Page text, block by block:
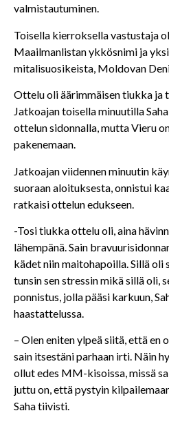
valmistautuminen.
Toisella kierroksella vastustaja
Maailmanlistan ykkösnimi ja
mitalisuosikeista, Moldovan
Ottelu oli äärimmäisen tiukka ja
Jatkoajan toisella minuutilla
ottelun sidonnalla, mutta Vieru
pakenemaan.
Jatkoajan viidennen minuutin
suoraan aloituksesta, onnistui
ratkaisi ottelun edukseen.
-Tosi tiukka ottelu oli, aina
lähempänä. Sain
kädet niin maitohapoilla. Sillä oli
tunsin sen stressin mikä sillä oli,
ponnistus, jolla pääsi karkuun,
haastattelussa.
– Olen eniten ylpeä siitä, että en
sain itsestäni parhaan irti. Näin
ollut edes MM-kisoissa, missä
juttu on, että pystyin
Saha tiivisti.